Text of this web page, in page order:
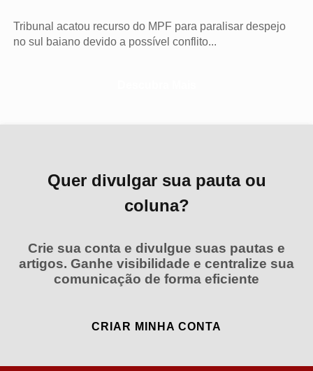
Tribunal acatou recurso do MPF para paralisar despejo
no sul baiano devido a possível conflito...
Quer divulgar sua pauta ou
coluna?
Crie sua conta e divulgue suas pautas e
artigos. Ganhe visibilidade e centralize sua
comunicação de forma eficiente
CRIAR MINHA CONTA